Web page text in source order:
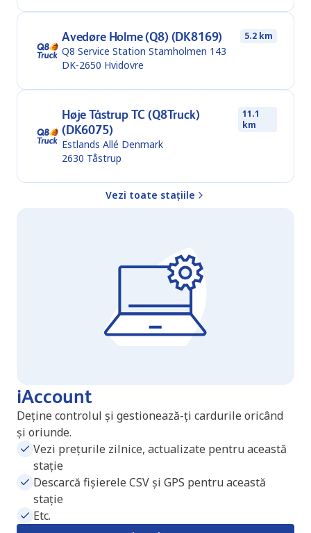
Avedøre Holme (Q8) (DK8169) 5.2 km
Q8 Service Station Stamholmen 143
DK-2650 Hvidovre
Høje Tåstrup TC (Q8Truck)
(DK6075)
11.1
km
Estlands Allé Denmark
2630 Tåstrup
Vezi toate stațiile
iAccount
Deține controlul și gestionează-ți cardurile oricând
și oriunde.
Vezi prețurile zilnice, actualizate pentru această
stație
Descarcă fișierele CSV și GPS pentru această
stație
Etc.